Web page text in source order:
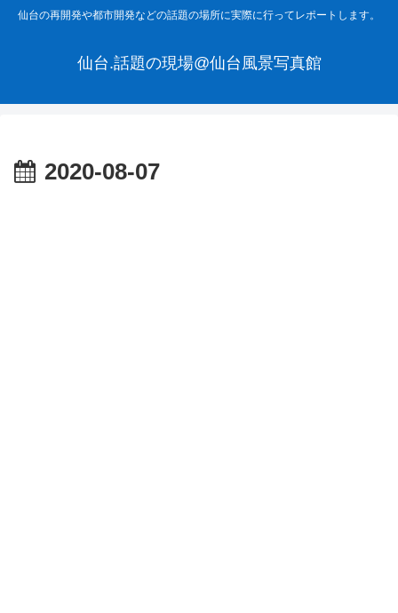
仙台の再開発や都市開発などの話題の場所に実際に行ってレポートします。
仙台.話題の現場@仙台風景写真館
2020-08-07